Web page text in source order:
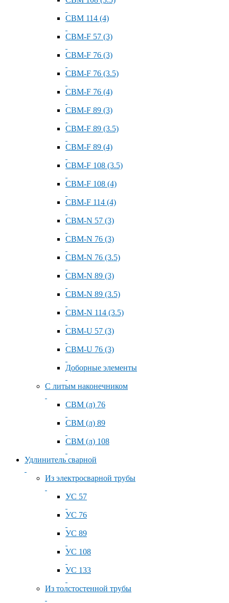
СВМ 114 (4)
СВМ-F 57 (3)
СВМ-F 76 (3)
СВМ-F 76 (3.5)
СВМ-F 76 (4)
СВМ-F 89 (3)
СВМ-F 89 (3.5)
СВМ-F 89 (4)
СВМ-F 108 (3.5)
СВМ-F 108 (4)
СВМ-F 114 (4)
СВМ-N 57 (3)
СВМ-N 76 (3)
СВМ-N 76 (3.5)
СВМ-N 89 (3)
СВМ-N 89 (3.5)
СВМ-N 114 (3.5)
СВМ-U 57 (3)
СВМ-U 76 (3)
Доборные элементы
С литым наконечником
СВМ (л) 76
СВМ (л) 89
СВМ (л) 108
Удлинитель сварной
Из электросварной трубы
УС 57
УС 76
УС 89
УС 108
УС 133
Из толстостенной трубы